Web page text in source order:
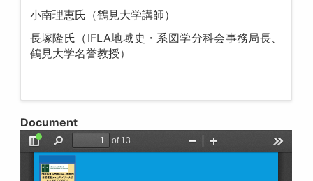
小南理恵氏（鶴見大学講師）
長塚隆氏（IFLA地域史・系図学分科会事務局長、
鶴見大学名誉教授）
Document